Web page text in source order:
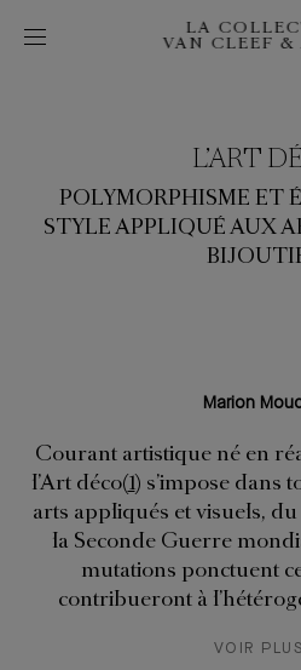
LA
VAN CLEEF &
L’ART
POLYMORPHISME ET
STYLE APPLIQUÉ AUX
Marion
Courant artistique né en
l’Art déco 1
s’impose dans
arts appliqués et visuels,
la Seconde Guerre
mutations ponctuent
contribueront à
VOIR PLUS